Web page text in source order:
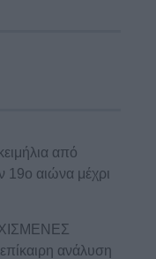
από
19ο αιώνα μέχρι
ανάλυση